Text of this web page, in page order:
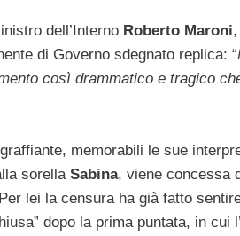
dell’Interno Roberto Maroni,
di Governo sdegnato replica: “
così drammatico e tragico
memorabili le sue
sorella Sabina, viene concessa
lei la censura ha già fatto
dopo la prima puntata, in cui